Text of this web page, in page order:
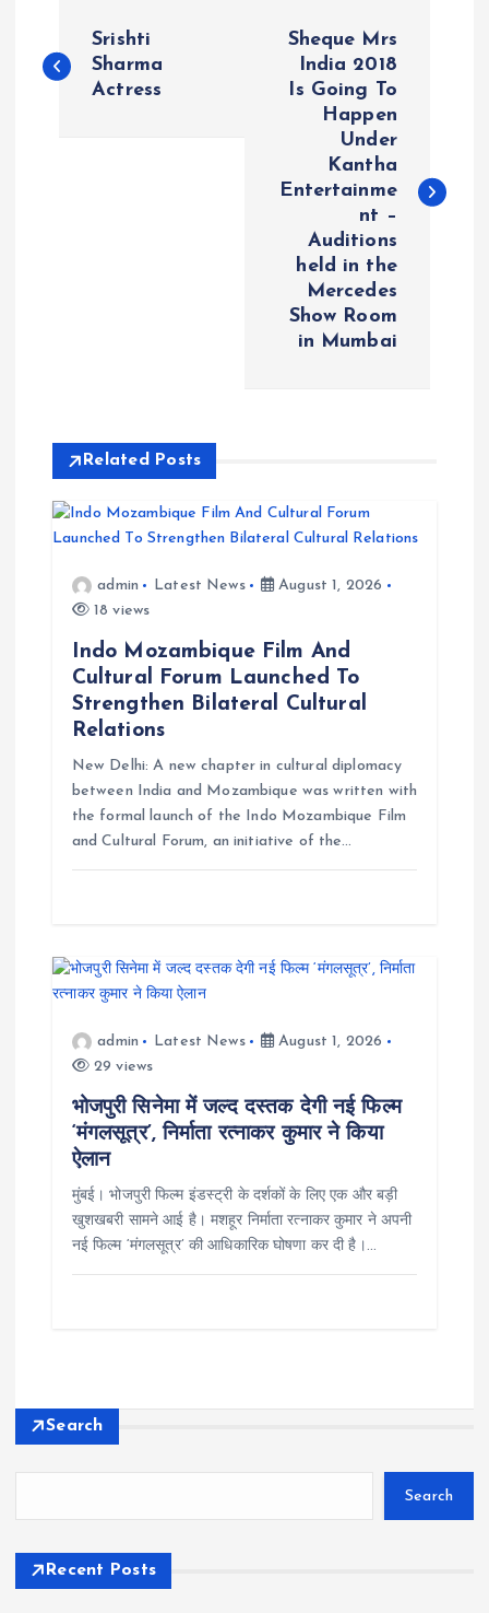
o
g
a
Srishti
Sharma
Actress
Sheque Mrs
India 2018
Is Going To
Happen
Under
Kantha
Entertainme
nt –
Auditions
held in the
Mercedes
Show Room
in Mumbai
Related Posts
admin Latest News
August 1, 2026
18 views
Indo Mozambique Film And
Cultural Forum Launched To
Strengthen Bilateral Cultural
Relations
New Delhi: A new chapter in cultural diplomacy
between India and Mozambique was written with
the formal launch of the Indo Mozambique Film
and Cultural Forum, an initiative of the…
admin Latest News
August 1, 2026
29 views
भोजपुरी सिनेमा में जल्द दस्तक देगी नई फिल्म
‘मंगलसूत्र’, निर्माता रत्नाकर कुमार ने किया
ऐलान
मुंबई। भोजपुरी फिल्म इंडस्ट्री के दर्शकों के लिए एक और बड़ी
खुशखबरी सामने आई है। मशहूर निर्माता रत्नाकर कुमार ने अपनी
नई फिल्म ‘मंगलसूत्र’ की आधिकारिक घोषणा कर दी है।…
Search
Search
Recent Posts